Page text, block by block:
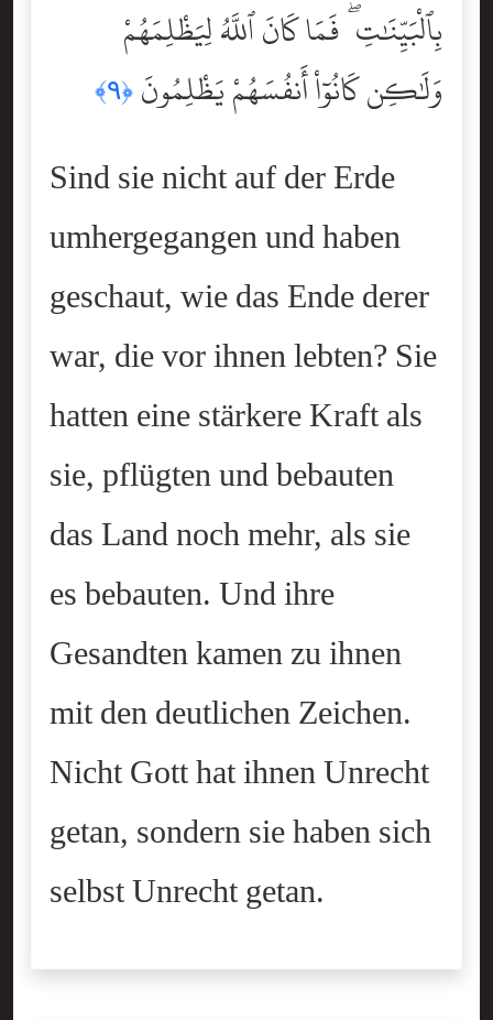
بِٱلْبَيِّنَٰتِ ۖ فَمَا كَانَ ٱللَّهُ لِيَظْلِمَهُمْ
وَلَٰكِن كَانُوٓاْ أَنفُسَهُمْ يَظْلِمُونَ ﴿٩﴾
Sind sie nicht auf der Erde
umhergegangen und haben
geschaut, wie das Ende derer
war, die vor ihnen lebten? Sie
hatten eine stärkere Kraft als
sie, pflügten und bebauten
das Land noch mehr, als sie
es bebauten. Und ihre
Gesandten kamen zu ihnen
mit den deutlichen Zeichen.
Nicht Gott hat ihnen Unrecht
getan, sondern sie haben sich
selbst Unrecht getan.